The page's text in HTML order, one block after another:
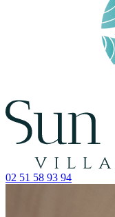
02 51 58 93 94